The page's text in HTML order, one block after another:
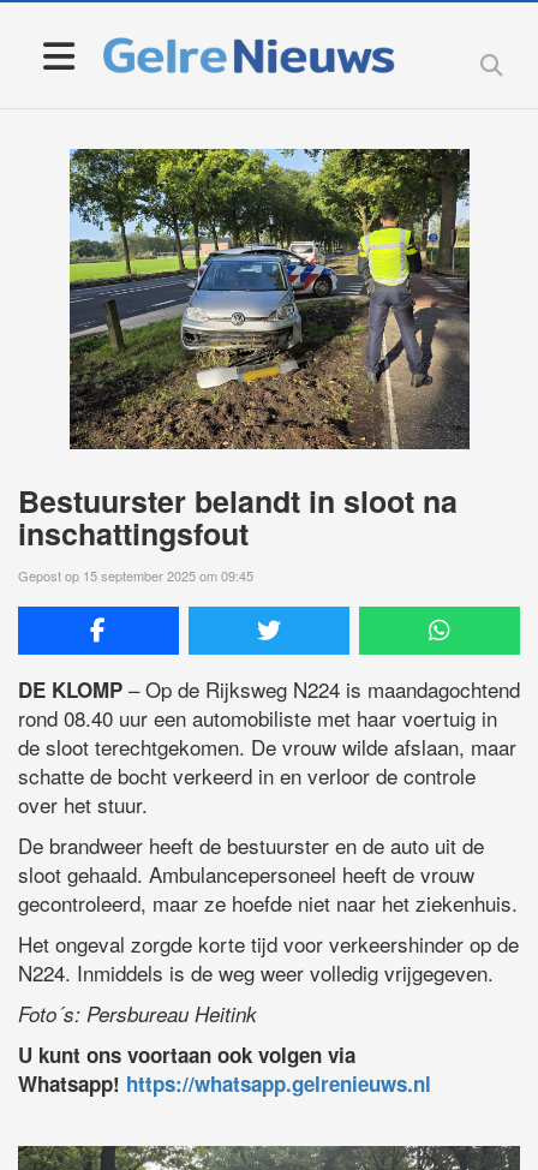
Bestuurster belandt in sloot na
inschattingsfout
Gepost op 15 september 2025 om 09:45
DE KLOMP – Op de Rijksweg N224 is maandagochtend
rond 08.40 uur een automobiliste met haar voertuig in
de sloot terechtgekomen. De vrouw wilde afslaan, maar
schatte de bocht verkeerd in en verloor de controle
over het stuur.
De brandweer heeft de bestuurster en de auto uit de
sloot gehaald. Ambulancepersoneel heeft de vrouw
gecontroleerd, maar ze hoefde niet naar het ziekenhuis.
Het ongeval zorgde korte tijd voor verkeershinder op de
N224. Inmiddels is de weg weer volledig vrijgegeven.
Foto´s: Persbureau Heitink
U kunt ons voortaan ook volgen via
Whatsapp! https://whatsapp.gelrenieuws.nl